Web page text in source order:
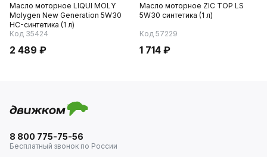
Масло моторное LIQUI MOLY
Molygen New Generation 5W30
HC-синтетика (1 л)
Код 35424
2 489 ₽
Масло моторное ZIC TOP LS
5W30 синтетика (1 л)
Код 57229
1 714 ₽
8 800 775-75-56
Бесплатный звонок по России